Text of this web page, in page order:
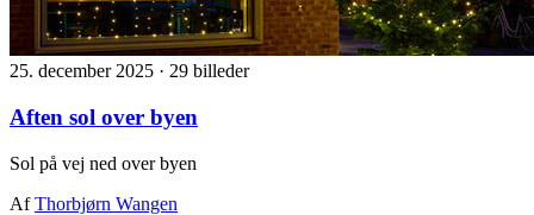
25. december 2025 · 29 billeder
Aften sol over byen
Sol på vej ned over byen
AfThorbjørn Wangen